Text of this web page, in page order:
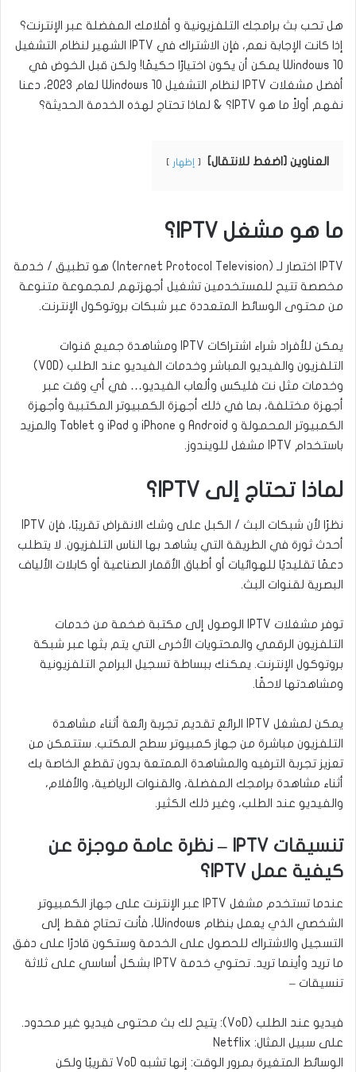
هل تحب بث برامجك التلفزيونية و أفلامك المفضلة عبر الإنترنت؟
إذا كانت الإجابة نعم، فإن الاشتراك في IPTV الشهير لنظام التشغيل
Windows 10 يمكن أن يكون اختيارًا حكيمًا! ولكن قبل الخوض في
أفضل مشغلات IPTV لنظام التشغيل Windows 10 لعام 2023، دعنا
نفهم أولاً ما هو IPTV؟ & لماذا تحتاج لهذه الخدمة الحديثة؟
العناوين [اضغط للانتقال] إظهار
ما هو مشغل IPTV؟
IPTV اختصار لـ (Internet Protocol Television) هو تطبيق / خدمة
مخصصة تتيح للمستخدمين تشغيل أجهزتهم لمجموعة متنوعة
من محتوى الوسائط المتعددة عبر شبكات بروتوكول الإنترنت.
يمكن للأفراد شراء اشتراكات IPTV ومشاهدة جميع قنوات
التلفزيون والفيديو المباشر وخدمات الفيديو عند الطلب (VOD)
وخدمات مثل نت فليكس وألعاب الفيديو… في أي وقت عبر
أجهزة مختلفة، بما في ذلك أجهزة الكمبيوتر المكتبية وأجهزة
الكمبيوتر المحمولة و Android و iPhone و iPad و Tablet والمزيد
باستخدام IPTV مشغل للويندوز.
لماذا تحتاج إلى IPTV؟
نظرًا لأن شبكات البث / الكبل على وشك الانقراض تقريبًا، فإن IPTV
أحدث ثورة في الطريقة التي يشاهد بها الناس التلفزيون. لا يتطلب
دعمًا تقليديًا للهوائيات أو أطباق الأقمار الصناعية أو كابلات الألياف
البصرية لقنوات البث.
توفر مشغلات IPTV الوصول إلى مكتبة ضخمة من خدمات
التلفزيون الرقمي والمحتويات الأخرى التي يتم بثها عبر شبكة
بروتوكول الإنترنت. يمكنك ببساطة تسجيل البرامج التلفزيونية
ومشاهدتها لاحقًا.
يمكن لمشغل IPTV الرائع تقديم تجربة رائعة أثناء مشاهدة
التلفزيون مباشرة من جهاز كمبيوتر سطح المكتب. ستتمكن من
تعزيز تجربة الترفيه والمشاهدة الممتعة بدون تقطع الخاصة بك
أثناء مشاهدة برامجك المفضلة، والقنوات الرياضية، والأفلام،
والفيديو عند الطلب، وغير ذلك الكثير.
تنسيقات IPTV – نظرة عامة موجزة عن
كيفية عمل IPTV؟
عندما تستخدم مشغل IPTV عبر الإنترنت على جهاز الكمبيوتر
الشخصي الذي يعمل بنظام Windows، فأنت تحتاج فقط إلى
التسجيل والاشتراك للحصول على الخدمة وستكون قادرًا على دفق
ما تريد وأينما تريد. تحتوي خدمة IPTV بشكل أساسي على ثلاثة
تنسيقات –
فيديو عند الطلب (VoD): يتيح لك بث محتوى فيديو غير محدود.
على سبيل المثال: Netflix
الوسائط المتغيرة بمرور الوقت: إنها تشبه VoD تقريبًا ولكن